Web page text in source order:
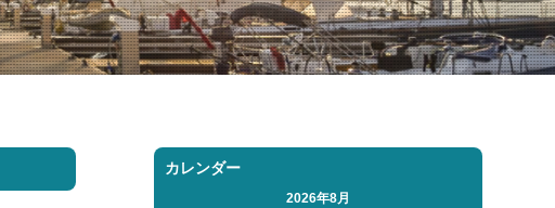
カレンダー
2026年8月